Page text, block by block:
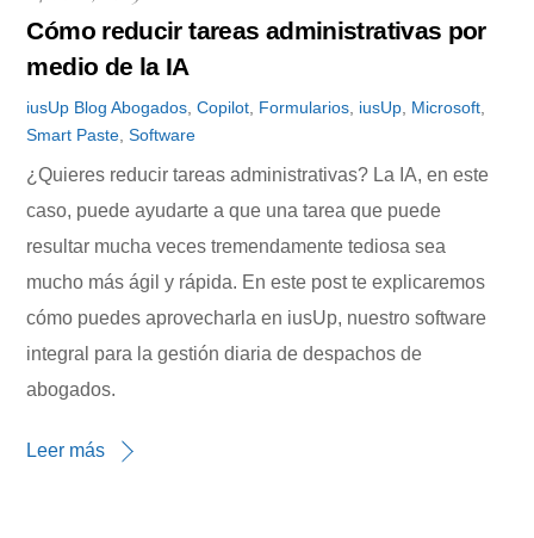
Cómo reducir tareas administrativas por
medio de la IA
iusUp Blog Abogados ,Copilot Formularios iusUp Microsoft
Smart Paste ,Software
¿Quieres reducir tareas administrativas? La IA, en este
caso, puede ayudarte a que una tarea que puede
resultar mucha veces tremendamente tediosa sea
mucho más ágil y rápida. En este post te explicaremos
cómo puedes aprovecharla en iusUp, nuestro software
integral para la gestión diaria de despachos de
abogados.
Leer más